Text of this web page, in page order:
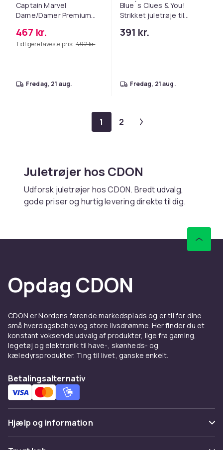
Captain Marvel
Dame/Damer Premium
467 kr.
Tidligere laveste pris: 492 kr.
fredag, 21 aug.
Blue´s Clues & You!
Strikket juletrøje til
391 kr.
fredag, 21 aug.
1 2
Juletrøjer hos CDON
Udforsk juletrøjer hos CDON. Bredt udvalg,
gode priser og hurtig levering direkte til dig.
Opdag CDON
CDON er Nordens førende markedsplads og er til for dine
små hverdagsbehov og store livsdrømme. Her finder du et
konstant voksende udvalg af produkter, lige fra gaming,
legetøj og elektronik til have-, skønheds- og
kæledyrsprodukter. Ting til livet, ganske enkelt.
Betalingsalternativ
Hjælp og information
Ofte stillede spørgsmål